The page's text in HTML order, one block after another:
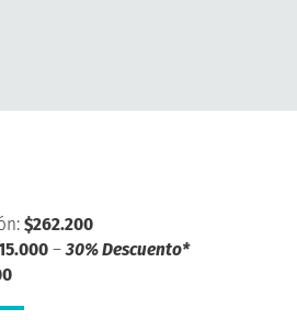
$262.200
–30% Descuento*